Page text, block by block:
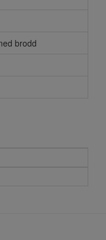
brodd